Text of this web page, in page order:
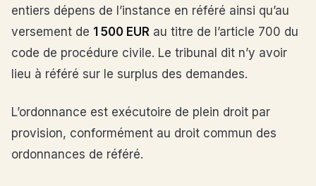
entiers dépens de l’instance en référé ainsi qu’au
versement de 1 500 EUR au titre de l’article 700 du
code de procédure civile. Le tribunal dit n’y avoir
lieu à référé sur le surplus des demandes.
L’ordonnance est exécutoire de plein droit par
provision, conformément au droit commun des
ordonnances de référé.